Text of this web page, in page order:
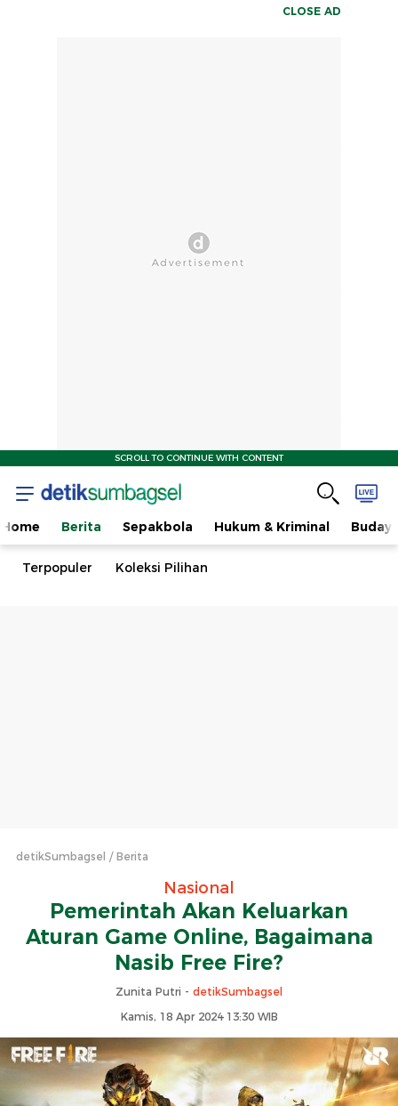
CLOSE AD
SCROLL TO CONTINUE WITH CONTENT
Home Berita Sepakbola Hukum & Kriminal
Terpopuler Koleksi Pilihan
detikSumbagsel Berita
Nasional
Pemerintah Akan Keluarkan
Aturan Game Online, Bagaimana
Nasib Free Fire?
Zunita Putri - detikSumbagsel
Kamis, 18 Apr 2024 13:30 WIB